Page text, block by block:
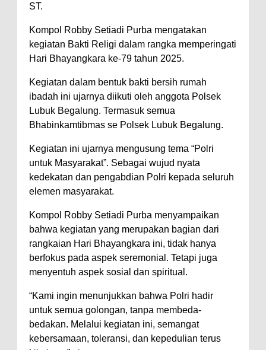
ST.
Kompol Robby Setiadi Purba mengatakan
kegiatan Bakti Religi dalam rangka memperingati
Hari Bhayangkara ke-79 tahun 2025.
Kegiatan dalam bentuk bakti bersih rumah
ibadah ini ujarnya diikuti oleh anggota Polsek
Lubuk Begalung. Termasuk semua
Bhabinkamtibmas se Polsek Lubuk Begalung.
Kegiatan ini ujarnya mengusung tema “Polri
untuk Masyarakat”. Sebagai wujud nyata
kedekatan dan pengabdian Polri kepada seluruh
elemen masyarakat.
Kompol Robby Setiadi Purba menyampaikan
bahwa kegiatan yang merupakan bagian dari
rangkaian Hari Bhayangkara ini, tidak hanya
berfokus pada aspek seremonial. Tetapi juga
menyentuh aspek sosial dan spiritual.
“Kami ingin menunjukkan bahwa Polri hadir
untuk semua golongan, tanpa membeda-
bedakan. Melalui kegiatan ini, semangat
kebersamaan, toleransi, dan kepedulian terus